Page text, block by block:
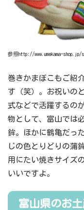
参照http://www.umekama-shop.jp/
巻きかまぼこもご紹
す（笑）。お祝いの
式などで活躍するの
物として、富山では
鉾。ほかに鶴亀だっ
じの色とりどりの蒲
用にたい焼きサイズ
いいですよ。
富山県のお